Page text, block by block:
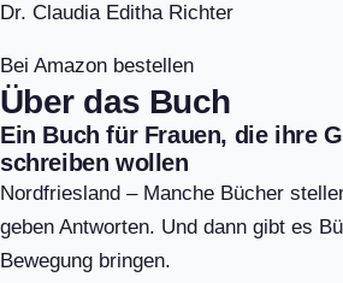
Dr. Claudia Editha Richter
Bei Amazon bestellen
Über das Buch
Ein Buch für Frauen, die ihre
schreiben wollen
Nordfriesland – Manche Bücher
geben Antworten. Und dann gibt es
Bewegung bringen.